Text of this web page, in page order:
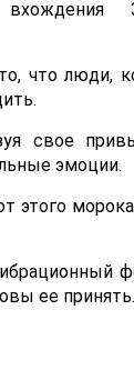
что люди,
свое
эмоции.
этого
ее принять.